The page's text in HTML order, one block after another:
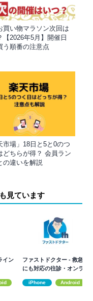
買い物マラソン次回は
【2026年5月】開催日
う順番の注意点
市場」18日と5と0のつ
どちらが得？ 会員ラン
の違いを解説
見ています
イン
ファストドクター - 救急
にも対応の往診・オンラ
iPhone Android